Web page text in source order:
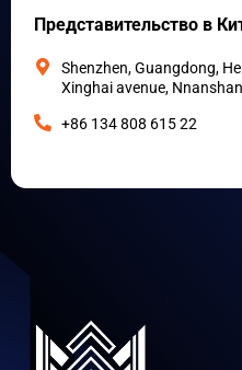
Представительство в
Shenzhen, Guangdong,
Xinghai avenue,
+86 134 808 615 22